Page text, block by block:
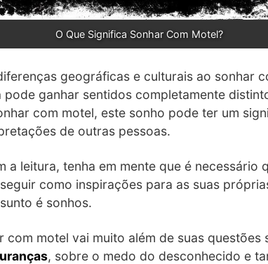
O Que Significa Sonhar Com Motel?
geográficas e culturais ao sonhar
ganhar sentidos completamente
com motel, este sonho pode ter um
de outras pessoas.
a leitura, tenha em mente que é
como inspirações para as suas
é sonhos.
motel vai muito além de suas questões
, sobre o medo do desconhecido e